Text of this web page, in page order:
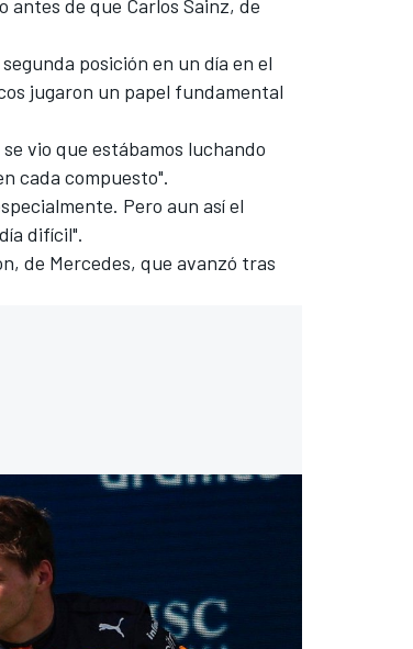
antes de que Carlos Sainz, de
posición en un día en el
jugaron un papel fundamental
vio que estábamos luchando
cada compuesto".
Pero aun así el
difícil".
, de Mercedes, que avanzó tras